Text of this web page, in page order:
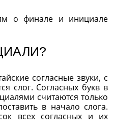
о финале и инициале
согласные звуки, с
слог. Согласных букв в
считаются только
в начало слога.
всех согласных и их